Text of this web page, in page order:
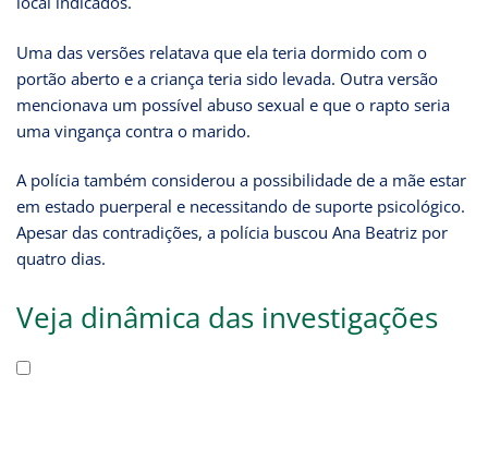
Uma das versões relatava que ela teria dormido com o
portão aberto e a criança teria sido levada. Outra versão
mencionava um possível abuso sexual e que o rapto seria
uma vingança contra o marido.
A polícia também considerou a possibilidade de a mãe estar
em estado puerperal e necessitando de suporte psicológico.
Apesar das contradições, a polícia buscou Ana Beatriz por
quatro dias.
Veja dinâmica das investigações